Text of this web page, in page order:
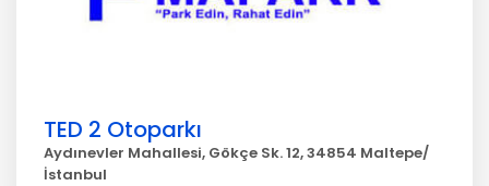
TED 2 Otoparkı
Aydınevler Mahallesi, Gökçe Sk. 12, 34854 Maltepe/
İstanbul